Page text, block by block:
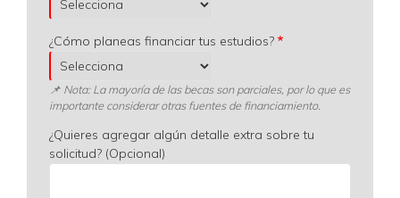
¿Cómo planeas financiar tus estudios?
📌 Nota: La mayoría de las becas son parciales, por lo que es
importante considerar otras fuentes de financiamiento.
¿Quieres agregar algún detalle extra sobre tu
solicitud? (Opcional)